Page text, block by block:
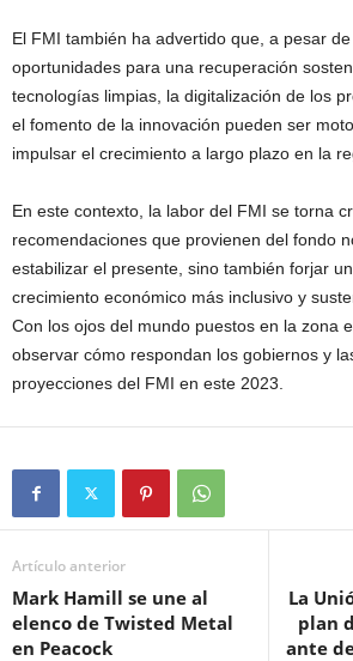
El FMI también ha advertido que, a pesar
oportunidades para una recuperación
tecnologías limpias, la digitalización de los
el fomento de la innovación pueden ser
impulsar el crecimiento a largo plazo en la
En este contexto, la labor del FMI se torna
recomendaciones que provienen del fondo
estabilizar el presente, sino también forjar
crecimiento económico más inclusivo y
Con los ojos del mundo puestos en la zona
observar cómo respondan los gobiernos y
proyecciones del FMI en este 2023.
Artículo anterior
Mark Hamill se une al
elenco de Twisted Metal
en Peacock
La
plan
ante